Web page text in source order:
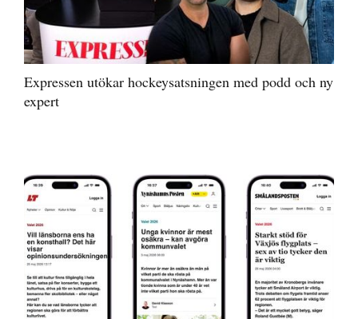
Expressen utökar hockeysatsningen med podd och ny
expert